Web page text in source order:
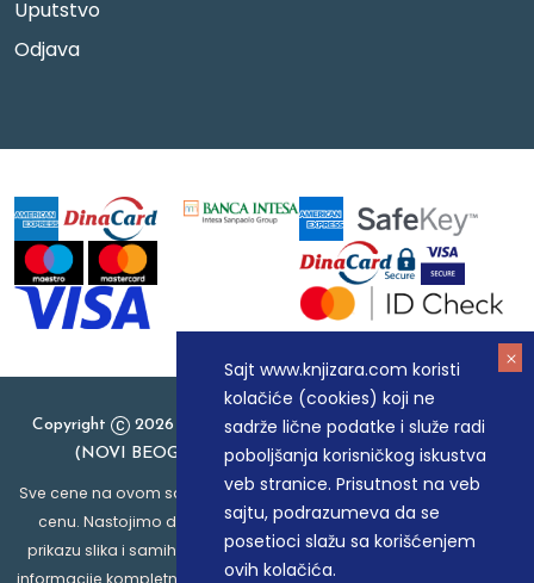
Sajt www.knjizara.com koristi
kolačiće (cookies) koji ne
sadrže lične podatke i služe radi
poboljšanja korisničkog iskustva
veb stranice. Prisutnost na veb
sajtu, podrazumeva da se
posetioci slažu sa korišćenjem
ovih kolačića.
Uputstvo
Odjava
Copyright
2026 Knjizara.com - MAKART DOO BEOGRAD
(NOVI BEOGRAD), PIB: 105184104, MB: 20337524
Sve cene na ovom sajtu iskazane su u dinarima. PDV je uračunat u
cenu. Nastojimo da budemo što precizniji u opisu proizvoda,
prikazu slika i samih cena, ali ne možemo garantovati da su sve
informacije kompletne i bez grešaka. Svi artikli prikazani na sajtu su